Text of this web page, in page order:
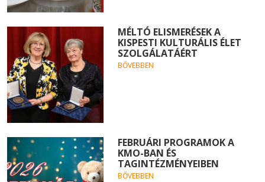
MÉLTÓ ELISMERÉSEK A
KISPESTI KULTURÁLIS ÉLET
SZOLGÁLATÁÉRT
BŐVEBBEN
FEBRUÁRI PROGRAMOK A
KMO-BAN ÉS
TAGINTÉZMÉNYEIBEN
BŐVEBBEN